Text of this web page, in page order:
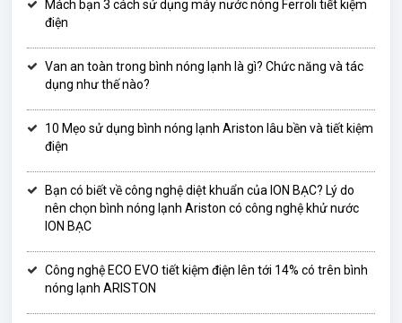
Mách bạn 3 cách sử dụng máy nước nóng Ferroli tiết kiệm
điện
Van an toàn trong bình nóng lạnh là gì? Chức năng và tác
dụng như thế nào?
10 Mẹo sử dụng bình nóng lạnh Ariston lâu bền và tiết kiệm
điện
Bạn có biết về công nghệ diệt khuẩn của ION BẠC? Lý do
nên chọn bình nóng lạnh Ariston có công nghệ khử nước
ION BẠC
Công nghệ ECO EVO tiết kiệm điện lên tới 14% có trên bình
nóng lạnh ARISTON